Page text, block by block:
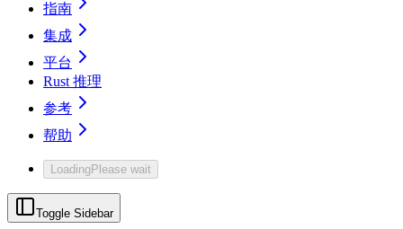
指南
集成
平台
Rust 推理
参考
帮助
LoadingPlease wait
Toggle Sidebar